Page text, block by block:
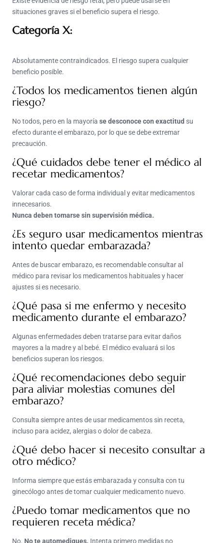
situaciones graves si el beneficio supera el riesgo.
Categoría X:
Absolutamente contraindicados. El riesgo supera cualquier
beneficio posible.
¿Todos los medicamentos tienen algún
riesgo?
No todos, pero en la mayoría se desconoce con exactitud su
efecto durante el embarazo, por lo que se debe extremar
precaución.
¿Qué cuidados debe tener el médico al
recetar medicamentos?
Valorar cada caso de forma individual y evitar medicamentos
innecesarios.
Nunca deben tomarse sin supervisión médica.
¿Es seguro usar medicamentos mientras
intento quedar embarazada?
Antes de buscar embarazo, es recomendable consultar al
médico para revisar los medicamentos habituales y hacer
ajustes si es necesario.
¿Qué pasa si me enfermo y necesito
medicamento durante el embarazo?
Algunas enfermedades deben tratarse para evitar daños
mayores a la madre y al bebé. El médico evaluará si los
beneficios superan los riesgos.
¿Qué recomendaciones debo seguir
para aliviar molestias comunes del
embarazo?
Consulta siempre antes de usar medicamentos sin receta,
incluso para acidez, alergias o dolor de cabeza.
¿Qué debo hacer si necesito consultar a
otro médico?
Informa siempre que estás embarazada y consulta con tu
ginecólogo antes de tomar cualquier medicamento nuevo.
¿Puedo tomar medicamentos que no
requieren receta médica?
No. No te automediques. Intenta primero medidas no